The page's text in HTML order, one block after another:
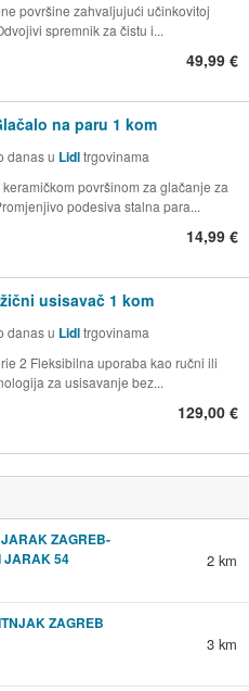
površine zahvaljujući učinkovitoj
spremnik za čistu i...
49,99 €
na paru 1 kom
danas u Lidltrgovinama
površinom za glačanje za
podesiva stalna para...
14,99 €
usisavač 1 kom
danas u Lidltrgovinama
2 Fleksibilna uporaba kao ručni ili
za usisavanje bez...
129,00 €
ZAGREB-
JARAK 54
2 km
ZAGREB
3 km